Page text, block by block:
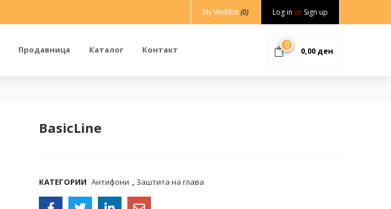
My Wishlist(0) Log in or Sign up
0
0,00 ден
Продавница Каталог Контакт
BasicLine
КАТЕГОРИИ Антифони , Заштита на глава